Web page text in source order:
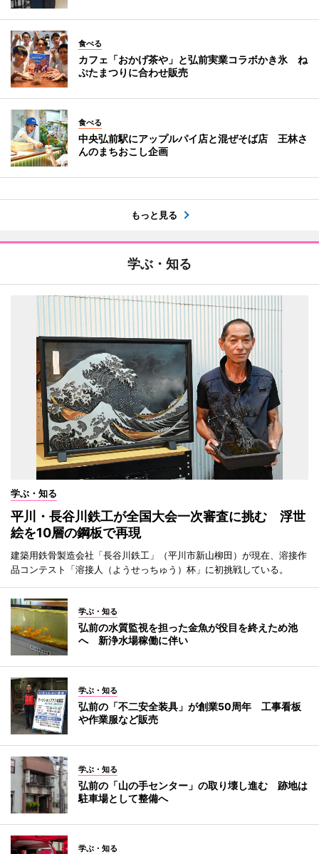
食べる
カフェ「おかげ茶や」と弘前実業コラボかき氷 ね
ぷたまつりに合わせ販売
食べる
中央弘前駅にアップルパイ店と混ぜそば店 王林さ
んのまちおこし企画
もっと見る
学ぶ・知る
学ぶ・知る
平川・長谷川鉄工が全国大会一次審査に挑む 浮世
絵を10層の鋼板で再現
建築用鉄骨製造会社「長谷川鉄工」（平川市新山柳田）が現在、溶接作
品コンテスト「溶接人（ようせっちゅう）杯」に初挑戦している。
学ぶ・知る
弘前の水質監視を担った金魚が役目を終えため池
へ 新浄水場稼働に伴い
学ぶ・知る
弘前の「不二安全装具」が創業50周年 工事看板
や作業服など販売
学ぶ・知る
弘前の「山の手センター」の取り壊し進む 跡地は
駐車場として整備へ
学ぶ・知る